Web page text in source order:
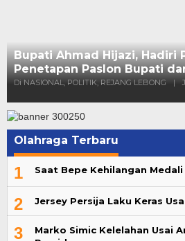
Olahraga Terbaru
1 Saat Bepe Kehilangan
2 Jersey Persija Laku Keras
3
Marko Simic Kelelahan Usai